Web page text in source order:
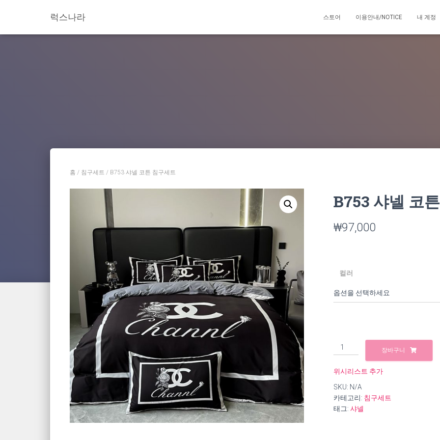
럭스나라 스토어 이용안내/NOTICE 내 계정
홈 / 침구세트 / B753 샤넬 코튼 침구세트
B753 샤넬 코
₩97,000
컬러
B753
샤
코
튼
침
구
장바구니
위시리스트 추가
SKU: N/A
카테고리: 침구세트
태그: 샤넬